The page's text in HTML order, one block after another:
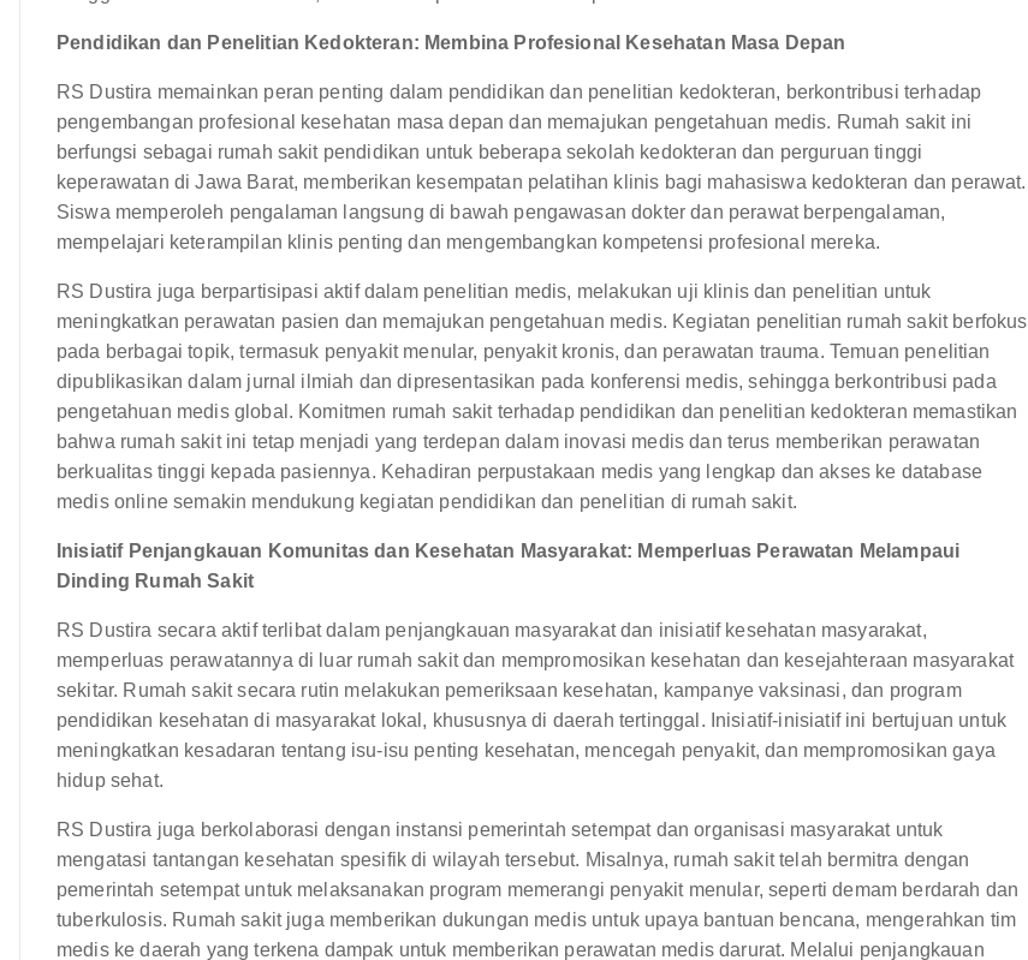
Pendidikan dan Penelitian Kedokteran: Membina Profesional Kesehatan Masa Depan
RS Dustira memainkan peran penting dalam pendidikan dan penelitian kedokteran, berkontribusi terhadap
pengembangan profesional kesehatan masa depan dan memajukan pengetahuan medis. Rumah sakit ini
berfungsi sebagai rumah sakit pendidikan untuk beberapa sekolah kedokteran dan perguruan tinggi
keperawatan di Jawa Barat, memberikan kesempatan pelatihan klinis bagi mahasiswa kedokteran dan perawat.
Siswa memperoleh pengalaman langsung di bawah pengawasan dokter dan perawat berpengalaman,
mempelajari keterampilan klinis penting dan mengembangkan kompetensi profesional mereka.
RS Dustira juga berpartisipasi aktif dalam penelitian medis, melakukan uji klinis dan penelitian untuk
meningkatkan perawatan pasien dan memajukan pengetahuan medis. Kegiatan penelitian rumah sakit berfokus
pada berbagai topik, termasuk penyakit menular, penyakit kronis, dan perawatan trauma. Temuan penelitian
dipublikasikan dalam jurnal ilmiah dan dipresentasikan pada konferensi medis, sehingga berkontribusi pada
pengetahuan medis global. Komitmen rumah sakit terhadap pendidikan dan penelitian kedokteran memastikan
bahwa rumah sakit ini tetap menjadi yang terdepan dalam inovasi medis dan terus memberikan perawatan
berkualitas tinggi kepada pasiennya. Kehadiran perpustakaan medis yang lengkap dan akses ke database
medis online semakin mendukung kegiatan pendidikan dan penelitian di rumah sakit.
Inisiatif Penjangkauan Komunitas dan Kesehatan Masyarakat: Memperluas Perawatan Melampaui
Dinding Rumah Sakit
RS Dustira secara aktif terlibat dalam penjangkauan masyarakat dan inisiatif kesehatan masyarakat,
memperluas perawatannya di luar rumah sakit dan mempromosikan kesehatan dan kesejahteraan masyarakat
sekitar. Rumah sakit secara rutin melakukan pemeriksaan kesehatan, kampanye vaksinasi, dan program
pendidikan kesehatan di masyarakat lokal, khususnya di daerah tertinggal. Inisiatif-inisiatif ini bertujuan untuk
meningkatkan kesadaran tentang isu-isu penting kesehatan, mencegah penyakit, dan mempromosikan gaya
hidup sehat.
RS Dustira juga berkolaborasi dengan instansi pemerintah setempat dan organisasi masyarakat untuk
mengatasi tantangan kesehatan spesifik di wilayah tersebut. Misalnya, rumah sakit telah bermitra dengan
pemerintah setempat untuk melaksanakan program memerangi penyakit menular, seperti demam berdarah dan
tuberkulosis. Rumah sakit juga memberikan dukungan medis untuk upaya bantuan bencana, mengerahkan tim
medis ke daerah yang terkena dampak untuk memberikan perawatan medis darurat. Melalui penjangkauan